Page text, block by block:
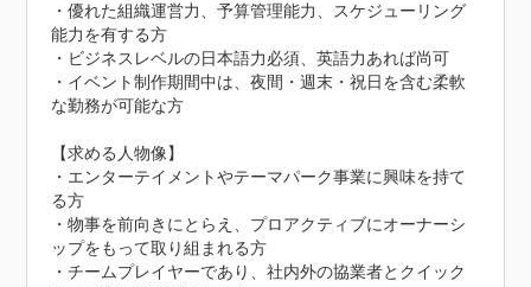
・優れた組織運営力、予算管理能力、スケジューリング
能力を有する方
・ビジネスレベルの日本語力必須、英語力あれば尚可
・イベント制作期間中は、夜間・週末・祝日を含む柔軟
な勤務が可能な方
【求める人物像】
・エンターテイメントやテーマパーク事業に興味を持て
る方
・物事を前向きにとらえ、プロアクティブにオーナーシ
ップをもって取り組まれる方
・チームプレイヤーであり、社内外の協業者とクイック